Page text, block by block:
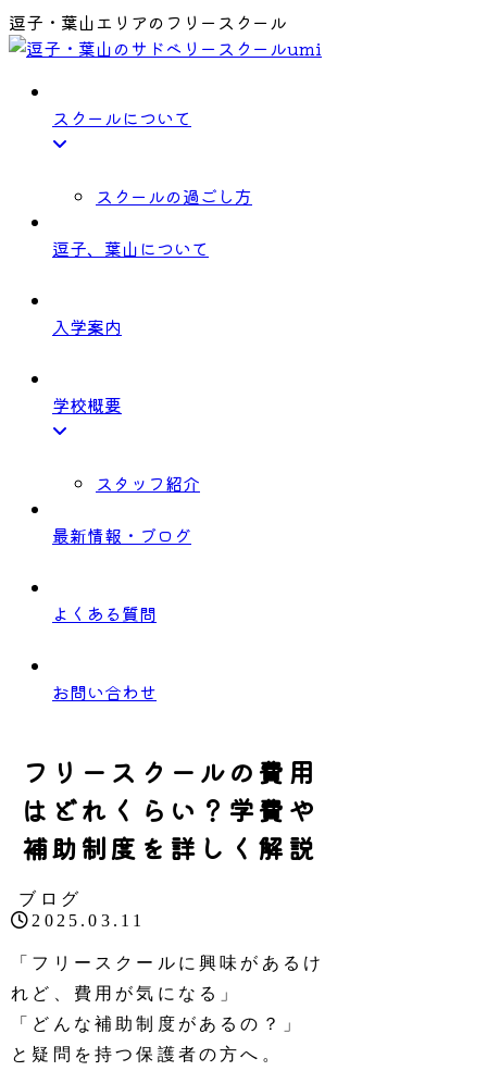
逗子・葉山エリアのフリースクール
スクールについて
スクールの過ごし方
逗子、葉山について
入学案内
学校概要
スタッフ紹介
最新情報・ブログ
よくある質問
お問い合わせ
フリースクールの費用
はどれくらい？学費や
補助制度を詳しく解説
ブログ
2025.03.11
「フリースクールに興味があるけ
れど、費用が気になる」
「どんな補助制度があるの？」
と疑問を持つ保護者の方へ。